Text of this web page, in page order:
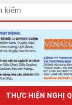
THỰC HIỆN NGHỊ